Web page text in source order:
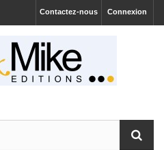
Connexion
Contactez-nous